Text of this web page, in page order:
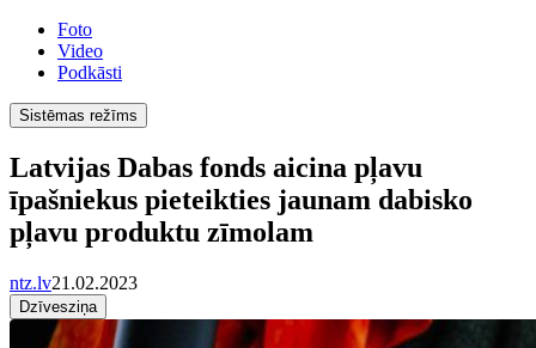
Foto
Video
Podkāsti
Sistēmas režīms
Latvijas Dabas fonds aicina pļavu
īpašniekus pieteikties jaunam dabisko
pļavu produktu zīmolam
ntz.lv21.02.2023
Dzīvesziņa